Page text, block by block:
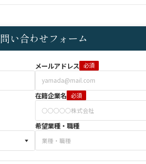
い合わせフォーム
メールアドレス 必須
在籍企業名 必須
希望業種・職種